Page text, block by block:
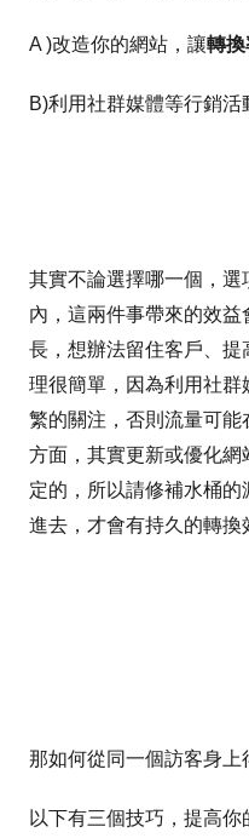
A )改造你的網站，讓轉換
B)利用社群媒體等行銷活
其實不論選擇哪一個，選
內，這兩件事帶來的效
長，想辦法留住客戶、
理很簡單，因為利用社
繁的關注，否則流量可
方面，其實更新或優化
定的，所以請修補水桶
進去，才會有持久的轉換
那如何從同一個訪客身上
以下有三個技巧，提高你